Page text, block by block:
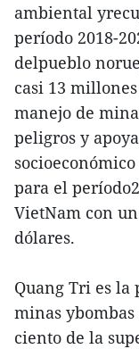
ambiental
período 2018-
delpueblo
casi 13
manejo de
peligros y
para el
VietNam con
dólares.
Quang Tri es
minas
ciento de la